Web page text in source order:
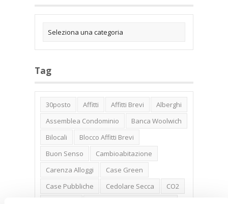
Tag
30posto Affitti Affitti Brevi
Alberghi
Assemblea Condominio
Banca Woolwich
Bilocali
Blocco Affitti Brevi
Buon Senso
Cambioabitazione
Carenza Alloggi
Case Green
Case Pubbliche
Cedolare Secca
CO2